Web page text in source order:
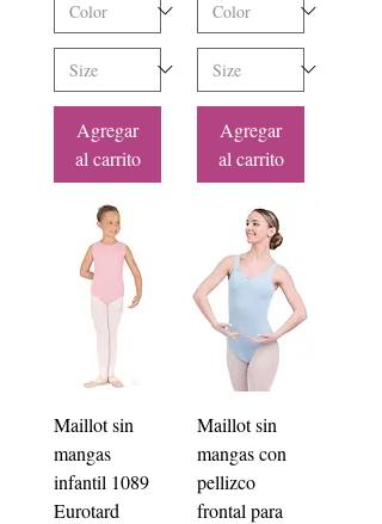
Agregar
al carrito
Agregar
al carrito
Maillot sin
mangas
infantil 1089
Eurotard
Maillot sin
mangas con
pellizco
frontal para